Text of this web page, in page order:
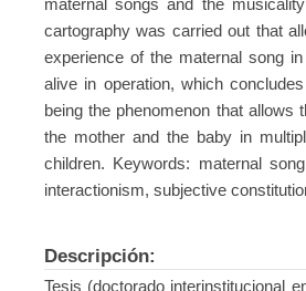
maternal songs and the
cartography was carried out that
experience of the maternal song
alive in operation, which
being the phenomenon that allows
the mother and the baby in
children. Keywords: maternal
interactionism, subjective
Descripción:
Tesis (doctorado interinstitucional